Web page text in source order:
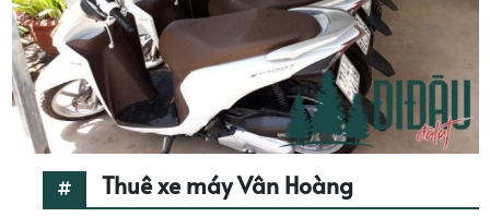
Thuê xe máy Vân Hoàng